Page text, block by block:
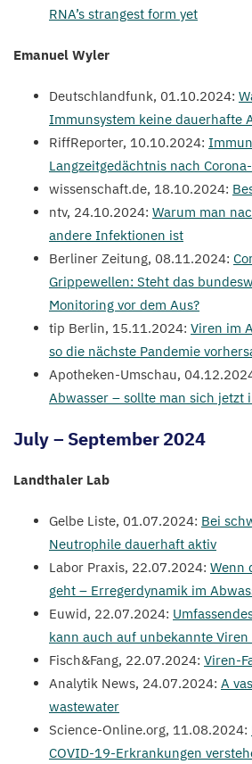
RNA’s strangest form yet
Emanuel Wyler
Deutschlandfunk, 01.10.2024:
Immunsystem keine dauerhafte
RiffReporter, 10.10.2024:
Langzeitgedächtnis nach
wis​senschaft​.de, 18.10.2024:
ntv, 24.10.2024: Warum man
andere Infektionen ist
Berliner Zeitung, 08.11.2024:
Grippewellen: Steht das
Monitoring vor dem Aus?
tip Berlin, 15.11.2024: Viren im
so die nächste Pandemie
Apotheken-Umschau, 04.12.
Abwasser – sollte man sich jetzt
July– September2024
Landthaler Lab
Gelbe Liste, 01.07.2024: Bei
Neutrophile dauerhaft aktiv
Labor Praxis, 22.07.2024: Wenn
geht – Erregerdynamik im
Euwid, 22.07.2024:
kann auch auf unbekannte Viren
Fisch&Fang, 22.07.2024: Viren-
Analytik News, 24.07.2024: A
wastewater
Sci​ence​-Online​.org, 11.08.2024:
COVID-19-Erkrankungen